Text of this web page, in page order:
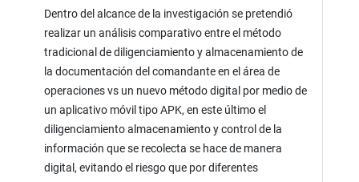
Dentro del alcance de la investigación se pretendió
realizar un análisis comparativo entre el método
tradicional de diligenciamiento y almacenamiento de
la documentación del comandante en el área de
operaciones vs un nuevo método digital por medio de
un aplicativo móvil tipo APK, en este último el
diligenciamiento almacenamiento y control de la
información que se recolecta se hace de manera
digital, evitando el riesgo que por diferentes